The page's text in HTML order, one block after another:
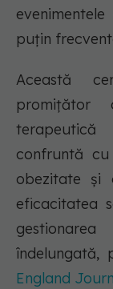
puțin
Această
confruntă
obezitate și
eficacitatea
îndelungată,
England